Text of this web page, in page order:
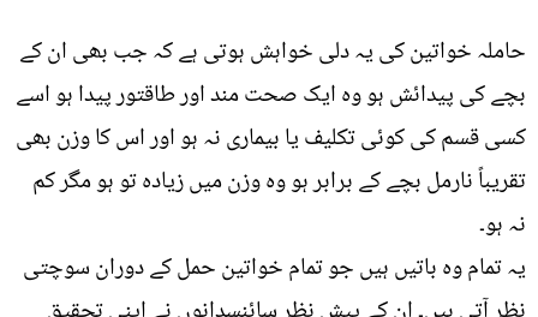
حاملہ خواتین کی یہ دلی خواہش ہوتی ہے کہ جب بھی ان کے
بچے کی پیدائش ہو وہ ایک صحت مند اور طاقتور پیدا ہو اسے
کسی قسم کی کوئی تکلیف یا بیماری نہ ہو اور اس کا وزن بھی
تقریباً نارمل بچے کے برابر ہو وہ وزن میں زیادہ تو ہو مگر کم
نہ ہو۔
یہ تمام وہ باتیں ہیں جو تمام خواتین حمل کے دوران سوچتی